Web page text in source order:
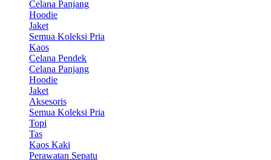
Celana Panjang
Hoodie
Jaket
Semua Koleksi Pria
Kaos
Celana Pendek
Celana Panjang
Hoodie
Jaket
Aksesoris
Semua Koleksi Pria
Topi
Tas
Kaos Kaki
Perawatan Sepatu